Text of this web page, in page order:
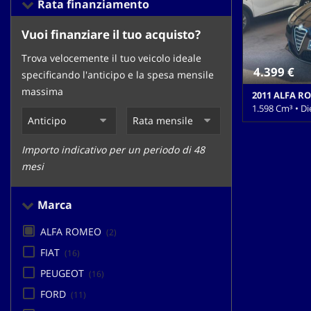
Rata finanziamento
Vuoi finanziare il tuo acquisto?
Trova velocemente il tuo veicolo ideale
specificando l'anticipo e la spesa mensile
massima
Importo indicativo per un periodo di 48
mesi
Marca
ALFA ROMEO (2)
FIAT (16)
PEUGEOT (16)
FORD (11)
4.399 €
2011 ALFA
1.598 Cm³ •
tracciamento
che
adottiamo
offrire
le
funzionalità
svolgere
attività
di
seguito
descritte.
ottenere
maggiori
informazioni
sull'utilità
sul
funzionamento